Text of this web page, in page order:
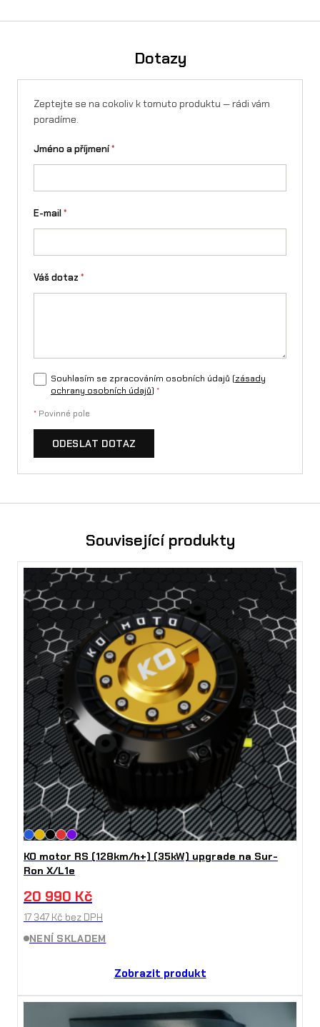
Dotazy
Zeptejte se na cokoliv k tomuto produktu — rádi vám
poradíme.
Jméno a příjmení*
E-mail*
Váš dotaz *
Souhlasím se zpracováním osobních údajů (zásady
ochrany osobních údajů) *
* Povinné pole
ODESLAT DOTAZ
Související produkty
KO motor RS (128km/h+) (35kW) upgrade na Sur-
Ron X/L1e
20 990 Kč
17 347 Kč bez DPH
NENÍ SKLADEM
Zobrazit produkt